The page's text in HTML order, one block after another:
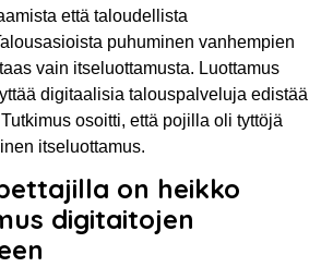
että taloudellista
puhuminen vanhempien
vain itseluottamusta. Luottamus
digitaalisia talouspalveluja edistää
osoitti, että pojilla oli tyttöjä
itseluottamus.
on heikko
digitaitojen